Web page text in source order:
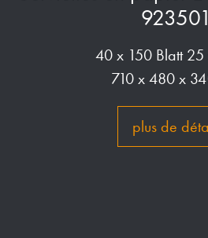
923501
40 x 150 Blatt 25
710 x 480 x
plus de